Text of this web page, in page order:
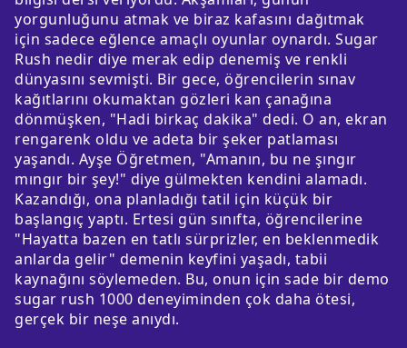
yorgunluğunu atmak ve biraz kafasını dağıtmak
için sadece eğlence amaçlı oyunlar oynardı. Sugar
Rush nedir diye merak edip denemiş ve renkli
dünyasını sevmişti. Bir gece, öğrencilerin sınav
kağıtlarını okumaktan gözleri kan çanağına
dönmüşken, "Hadi birkaç dakika" dedi. O an, ekran
rengarenk oldu ve adeta bir şeker patlaması
yaşandı. Ayşe Öğretmen, "Amanın, bu ne şıngır
mıngır bir şey!" diye gülmekten kendini alamadı.
Kazandığı, ona planladığı tatil için küçük bir
başlangıç yaptı. Ertesi gün sınıfta, öğrencilerine
"Hayatta bazen en tatlı sürprizler, en beklenmedik
anlarda gelir" demenin keyfini yaşadı, tabii
kaynağını söylemeden. Bu, onun için sade bir demo
sugar rush 1000 deneyiminden çok daha ötesi,
gerçek bir neşe anıydı.